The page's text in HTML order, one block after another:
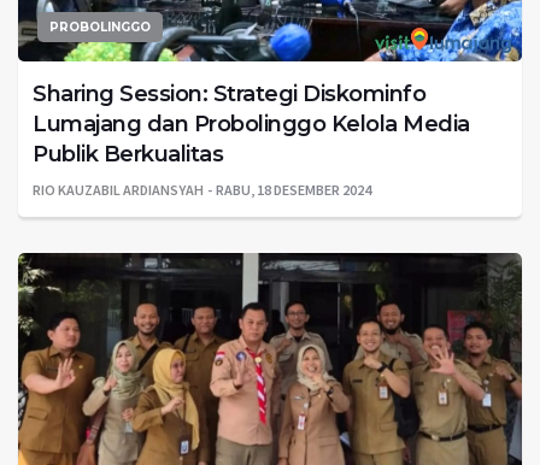
PROBOLINGGO
Sharing Session: Strategi Diskominfo
Lumajang dan Probolinggo Kelola Media
Publik Berkualitas
RIO KAUZABIL ARDIANSYAH RABU, 18 DESEMBER 2024